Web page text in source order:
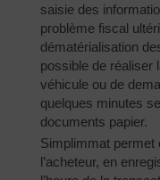
saisie des
problème fiscal
dématérialisation
possible de réaliser
véhicule ou de
quelques minutes
documents papier.
Simplimmat permet
l’acheteur, en